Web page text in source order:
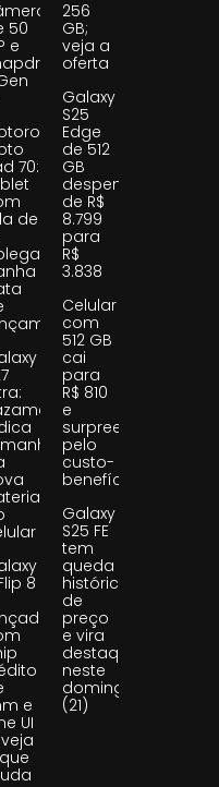
50
e
70:
de
8
e
UI
256
GB;
veja a
oferta
Galaxy
S25
Edge
de 512
GB
despenca
de R$
8.799
para
R$
3.838
Celular
com
512 GB
cai
para
R$ 810
e
surpreende
pelo
custo-
benefício
Galaxy
S25 FE
tem
queda
histórica
de
preço
e vira
destaque
neste
domingo
(21)